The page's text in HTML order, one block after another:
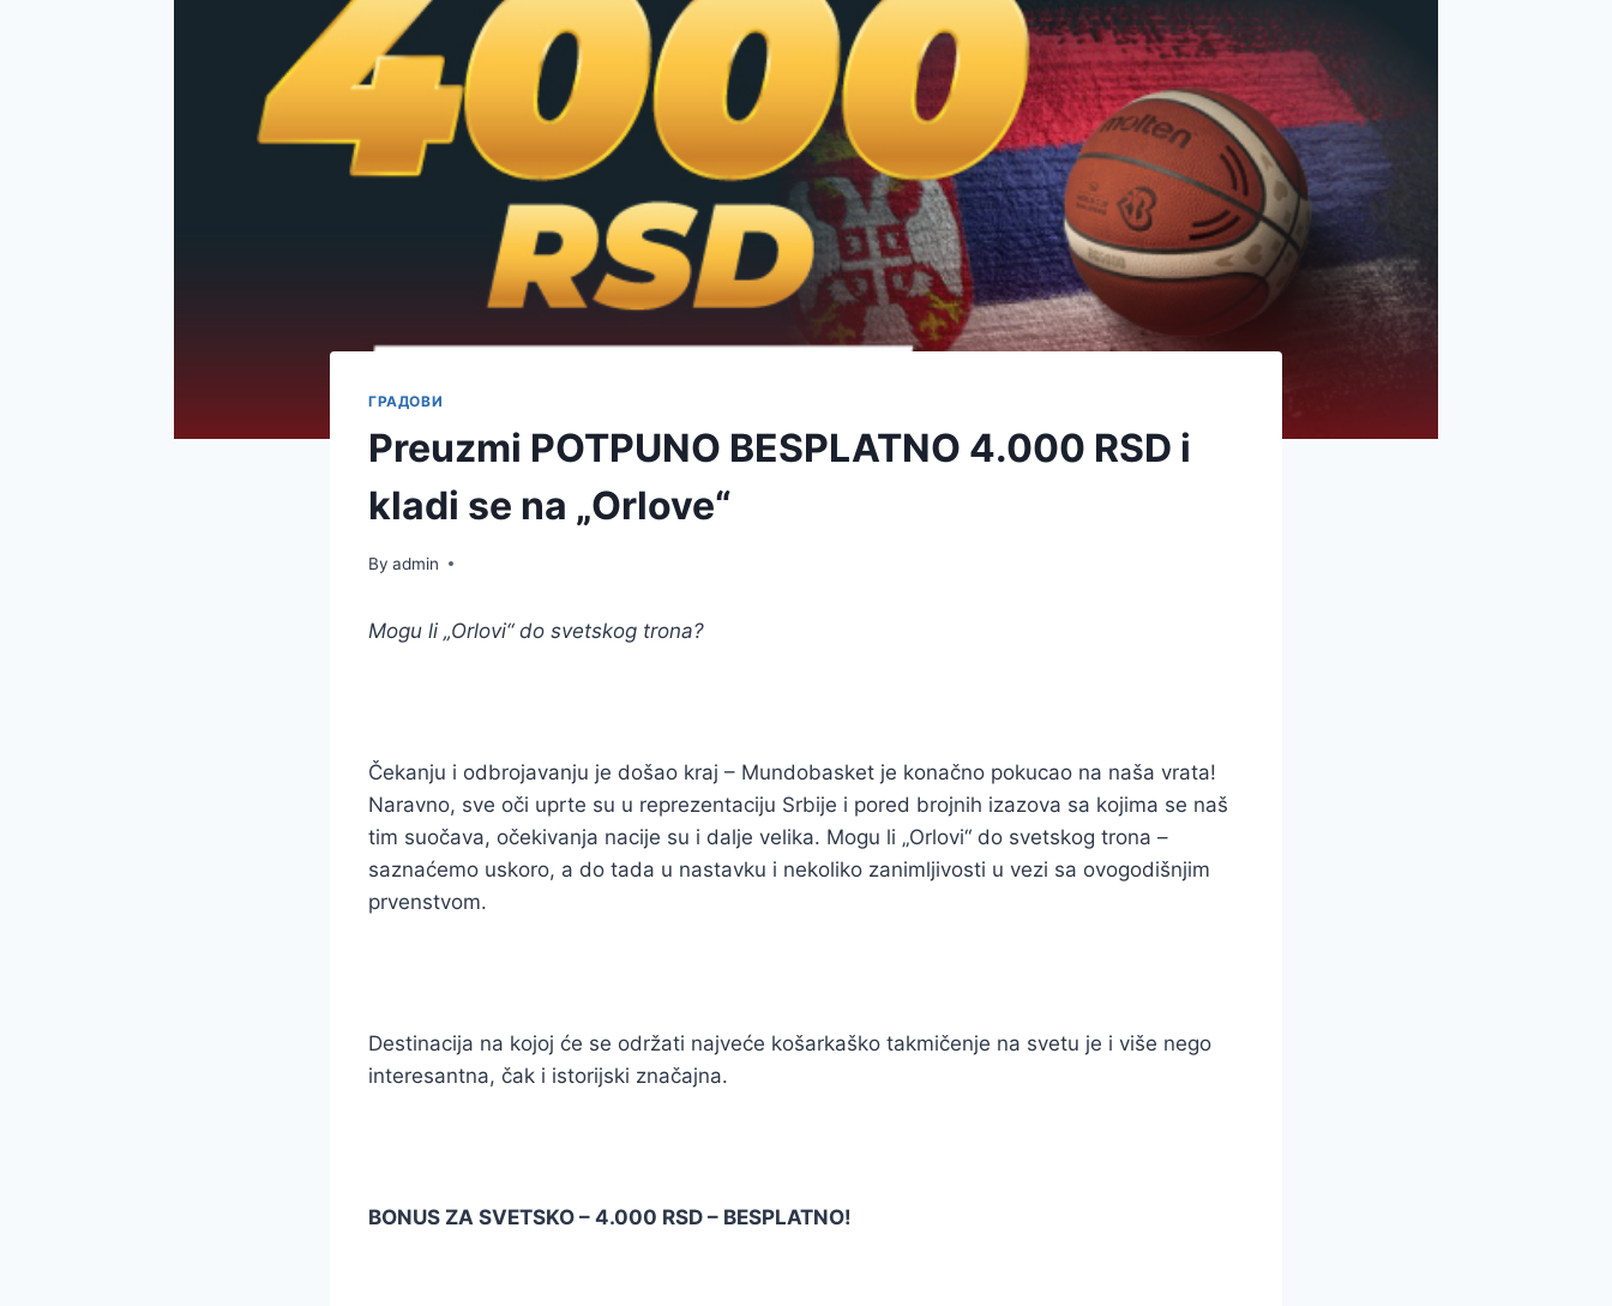
ГРАДОВИ
Preuzmi POTPUNO BESPLATNO 4.000 RSD i
kladi se na „Orlove“
By admin
Mogu li „Orlovi“ do svetskog trona?
Čekanju i odbrojavanju je došao kraj – Mundobasket je konačno pokucao na naša vrata!
Naravno, sve oči uprte su u reprezentaciju Srbije i pored brojnih izazova sa kojima se naš
tim suočava, očekivanja nacije su i dalje velika. Mogu li „Orlovi“ do svetskog trona –
saznaćemo uskoro, a do tada u nastavku i nekoliko zanimljivosti u vezi sa ovogodišnjim
prvenstvom.
Destinacija na kojoj će se održati najveće košarkaško takmičenje na svetu je i više nego
interesantna, čak i istorijski značajna.
BONUS ZA SVETSKO – 4.000 RSD – BESPLATNO!